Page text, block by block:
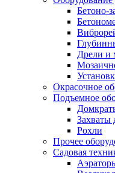
Бетоно-
Дрели и
Окрасочное
Подъемное
Захваты
Рохли
Прочее
Садовая